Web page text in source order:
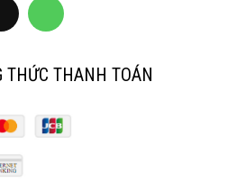
THỨC THANH TOÁN